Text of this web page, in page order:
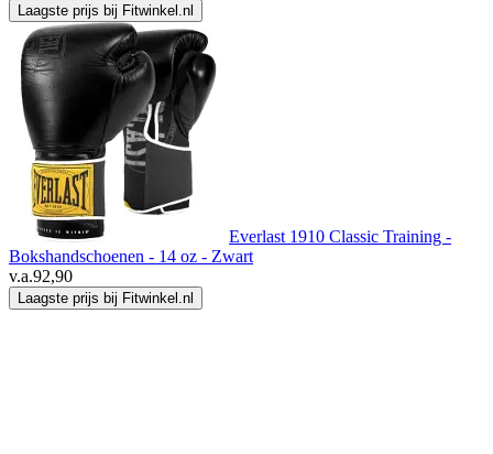
Laagste prijs bij Fitwinkel.nl
Everlast 1910 Classic Training -
Bokshandschoenen - 14 oz - Zwart
v.a.92,90
Laagste prijs bij Fitwinkel.nl